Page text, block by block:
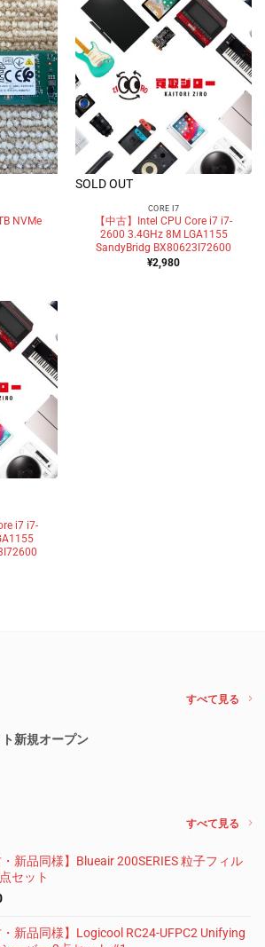
NVMe
SOLD OUT
CORE I7
【中古】Intel CPU Core i7 i7-
2600 3.4GHz 8M LGA1155
SandyBridg BX80623I72600
¥2,980
i7 i7-
すべて見る
新規オープン
すべて見る
・新品同様】Blueair 200SERIES 粒子フィル
セット
・新品同様】Logicool RC24-UFPC2 Unifying